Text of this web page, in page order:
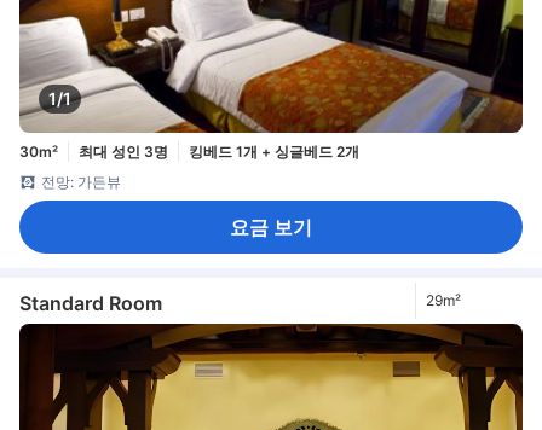
1/1
30m² 최대 성인 3명
킹베드 1개 + 싱글베드 2개
전망: 가든뷰
요금 보기
Standard Room 29m²